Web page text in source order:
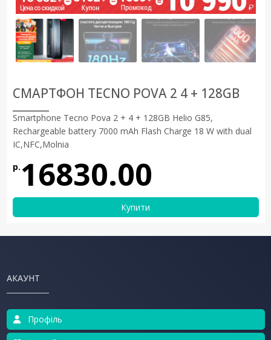
СМАРТФОН TECNO POVA 2 4 + 128GB
Smartphone Tecno Pova 2 + 4 + 128GB Helio G85,
Rechargeable battery 7000 mAh Flash Charge 18 W with dual
IC,NFC,Molnia
р. 16830.00
Купити
АКАУНТ
Профіль